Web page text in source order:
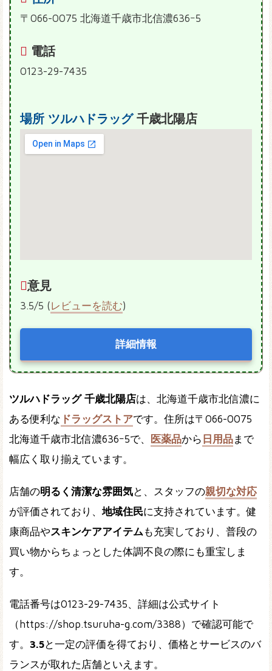
〒066-0075 北海道千歳市北信濃636ｰ5
電話
0123-29-7435
場所 ツルハドラッグ千歳北陽店
意見
3.5/5 (レビューを読む)
詳細情報
ツルハドラッグ 千歳北陽店は、北海道千歳市北信濃に
ある便利な ドラッグストアです。住所は〒066-0075
北海道千歳市北信濃636ｰ5で、
医薬品から 日用品まで
幅広く取り揃えています。
店舗の明るく清潔な雰囲気と、スタッフの親切な対応
が評価されており、 地域住民に支持されています。健
康商品やスキンケアアイテム も充実しており、普段の
買い物からちょっとした体調不良の際にも重宝しま
す。
電話番号は0123-29-7435、詳細は公式サイト
（https://shop.tsuruha-g.com/3388）で確認可能で
す。 3.5と一定の評価を得ており、価格とサービスのバ
ランスが取れた店舗といえます。